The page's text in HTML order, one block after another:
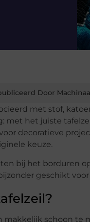
Door
met stof,
met het juiste
decoratieve
keuze.
bij het borduren
geschikt voor
makkelijk schoon te